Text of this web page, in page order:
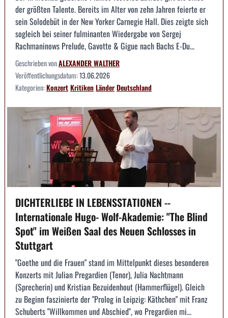
der größten Talente. Bereits im Alter von zehn Jahren feierte er
sein Solodebüt in der New Yorker Carnegie Hall. Dies zeigte sich
sogleich bei seiner fulminanten Wiedergabe von Sergej
Rachmaninows Prelude, Gavotte & Gigue nach Bachs E-Du...
Geschrieben vonALEXANDER WALTHER
Veröffentlichungsdatum:13.06.2026
Kategorien:KonzertKritikenLänderDeutschland
DICHTERLIEBE IN LEBENSSTATIONEN --
Internationale Hugo- Wolf-Akademie: "The Blind
Spot" im Weißen Saal des Neuen Schlosses in
Stuttgart
"Goethe und die Frauen" stand im Mittelpunkt dieses besonderen
Konzerts mit Julian Pregardien (Tenor), Julia Nachtmann
(Sprecherin) und Kristian Bezuidenhout (Hammerflügel). Gleich
zu Beginn faszinierte der "Prolog in Leipzig: Käthchen" mit Franz
Schuberts "Willkommen und Abschied", wo Pregardien mi...